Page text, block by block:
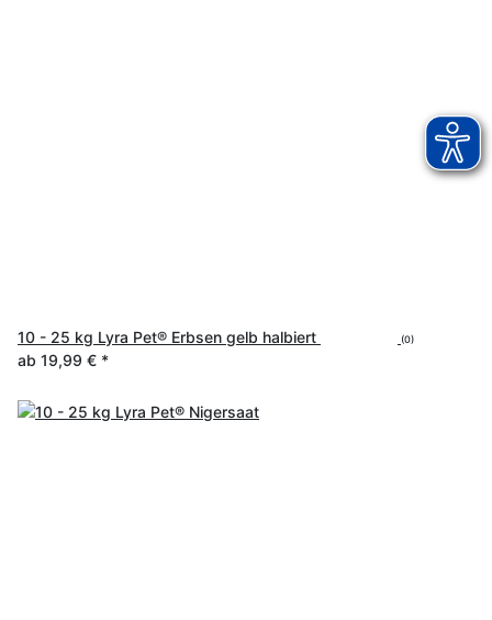
10 - 25 kg Lyra Pet® Erbsen gelb halbiert (0)
ab 19,99 € *